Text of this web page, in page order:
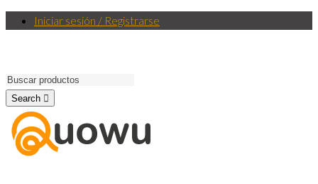
Iniciar sesión / Registrarse
Search